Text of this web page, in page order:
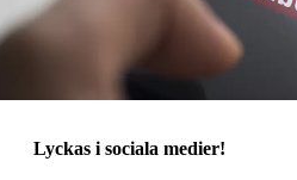
Lyckas i sociala medier!